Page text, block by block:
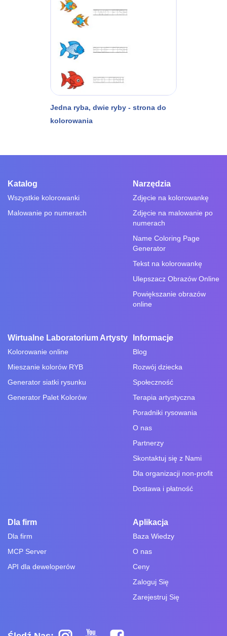
Jedna ryba, dwie ryby - strona do
kolorowania
Katalog
Wszystkie kolorowanki
Malowanie po numerach
Narzędzia
Zdjęcie na kolorowankę
Zdjęcie na malowanie po
numerach
Name Coloring Page
Generator
Tekst na kolorowankę
Ulepszacz Obrazów Online
Powiększanie obrazów
online
Wirtualne Laboratorium Artysty
Kolorowanie online
Mieszanie kolorów RYB
Generator siatki rysunku
Generator Palet Kolorów
Informacje
Blog
Rozwój dziecka
Społeczność
Terapia artystyczna
Poradniki rysowania
O nas
Partnerzy
Skontaktuj się z Nami
Dla organizacji non-profit
Dostawa i płatność
Dla firm
Dla firm
MCP Server
API dla deweloperów
Aplikacja
Baza Wiedzy
O nas
Ceny
Zaloguj Się
Zarejestruj Się